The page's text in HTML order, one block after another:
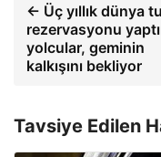
← Üç yıllık dünya
rezervasyonu
yolcular, geminin
kalkışını bekliyor
Tavsiye Edilen